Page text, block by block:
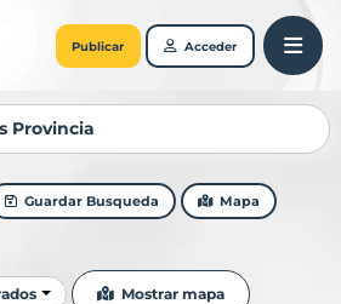
Publicar Acceder
Guardar Busqueda Mapa
Mostrar mapa